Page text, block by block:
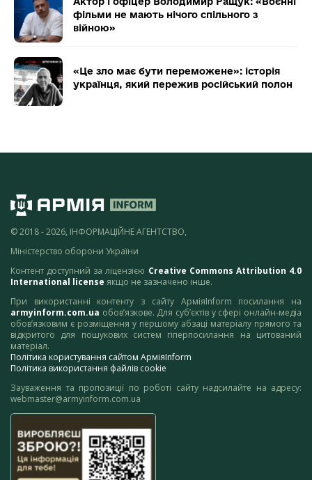
фільми не мають нічого спільного з
війною»
«Це зло має бути переможене»: історія
українця, який пережив російський полон
© 2018 - 2026, ІНФОРМАЦІЙНЕ АГЕНТСТВО,
Міністерство оборони України
Контент доступний за ліцензією Creative Commons Attribution 4.0
International license якщо не зазначено інше.
При використанні контенту з сайту АрміяInform посилання на
armyinform.com.ua обов’язкове. Для суб’єктів у сфері онлайн-медіа
обов’язковим є розміщення у першому абзаці матеріалу прямого та
відкритого для пошукових систем гіперпосилання на цитований
матеріал.
Політика користування сайтом АрміяInform
Політика використання файлів cookie
Зауваження та пропозиції по роботі сайту надсилайте на адресу:
webmaster@armyinform.com.ua